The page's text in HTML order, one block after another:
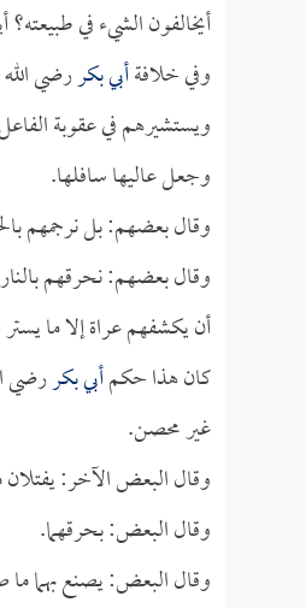
أيخالفون الشيء في
وفي خلافةأبي بكررضي
ويستشيرهم في عقوبة
وجعل عاليها سافلها.
وقال بعضهم: بل نرجمهم
وقال بعضهم: نحرقهم
أن يكشفهم عراة إلا ما
كان هذا حكمأبي بكررضي
غير محصن.
وقال البعض الآخر: يفتلان
وقال البعض: بحرقهما.
وقال البعض: يصنع بهما